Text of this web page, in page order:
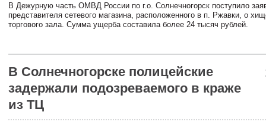
В Дежурную часть ОМВД России по г.о. Солнечногорск поступило
представителя сетевого магазина, расположенного в п. Ржавки, о
торгового зала. Сумма ущерба составила более 24 тысяч рублей.
В Солнечногорске полицейские
задержали подозреваемого в краже
из ТЦ